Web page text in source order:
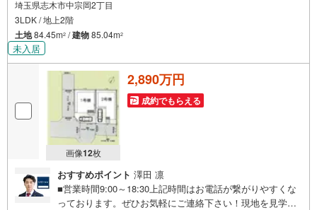
埼玉県志木市中宗岡2丁目
3LDK / 地上2階
土地84.45m2 /建物85.04m2
未入居
画像12枚
2,890万円
成約でもらえる
おすすめポイント 澤田 凛
■営業時間9:00～18:30上記時間はお電話が繋がりやすくな
っております。ぜひお気軽にご連絡下さい！現地を見学さ